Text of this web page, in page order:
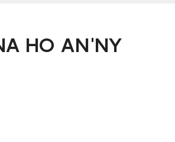
HO AN'NY